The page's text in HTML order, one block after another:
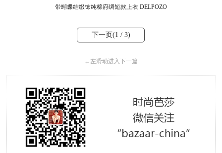
带蝴蝶结缀饰纯棉府绸短款上衣 DELPOZO
下一页(1 / 3)
←左滑动进入下一篇